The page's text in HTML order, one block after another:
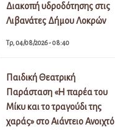
Διακοπή υδροδότησης στις
Λιβανάτες Δήμου Λοκρών
Τρ, 04/08/2026 - 08:40
Παιδική Θεατρική
Παράσταση «Η παρέα του
Μίκυ και το τραγούδι της
χαράς» στο Αιάντειο Ανοιχτό